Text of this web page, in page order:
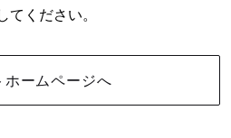
てください。
ホームページへ